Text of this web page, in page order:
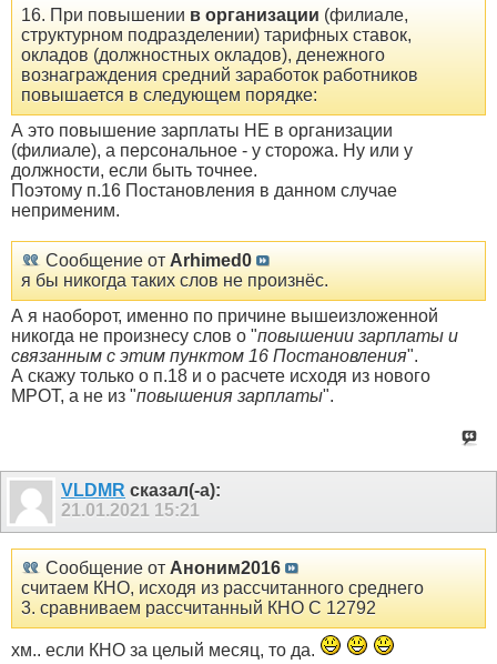
16. При повышении в организации (филиале,
структурном подразделении) тарифных ставок,
окладов (должностных окладов), денежного
вознаграждения средний заработок работников
повышается в следующем порядке:
А это повышение зарплаты НЕ в организации
(филиале), а персональное - у сторожа. Ну или у
должности, если быть точнее.
Поэтому п.16 Постановления в данном случае
неприменим.
Сообщение от Arhimed0
я бы никогда таких слов не произнёс.
А я наоборот, именно по причине вышеизложенной
никогда не произнесу слов о "повышении зарплаты и
связанным с этим пунктом 16 Постановления".
А скажу только о п.18 и о расчете исходя из нового
МРОТ, а не из "повышения зарплаты".
VLDMR сказал(-а):
21.01.2021 15:21
Сообщение от Аноним2016
считаем КНО, исходя из рассчитанного среднего
3. сравниваем рассчитанный КНО С 12792
хм.. если КНО за целый месяц, то да.